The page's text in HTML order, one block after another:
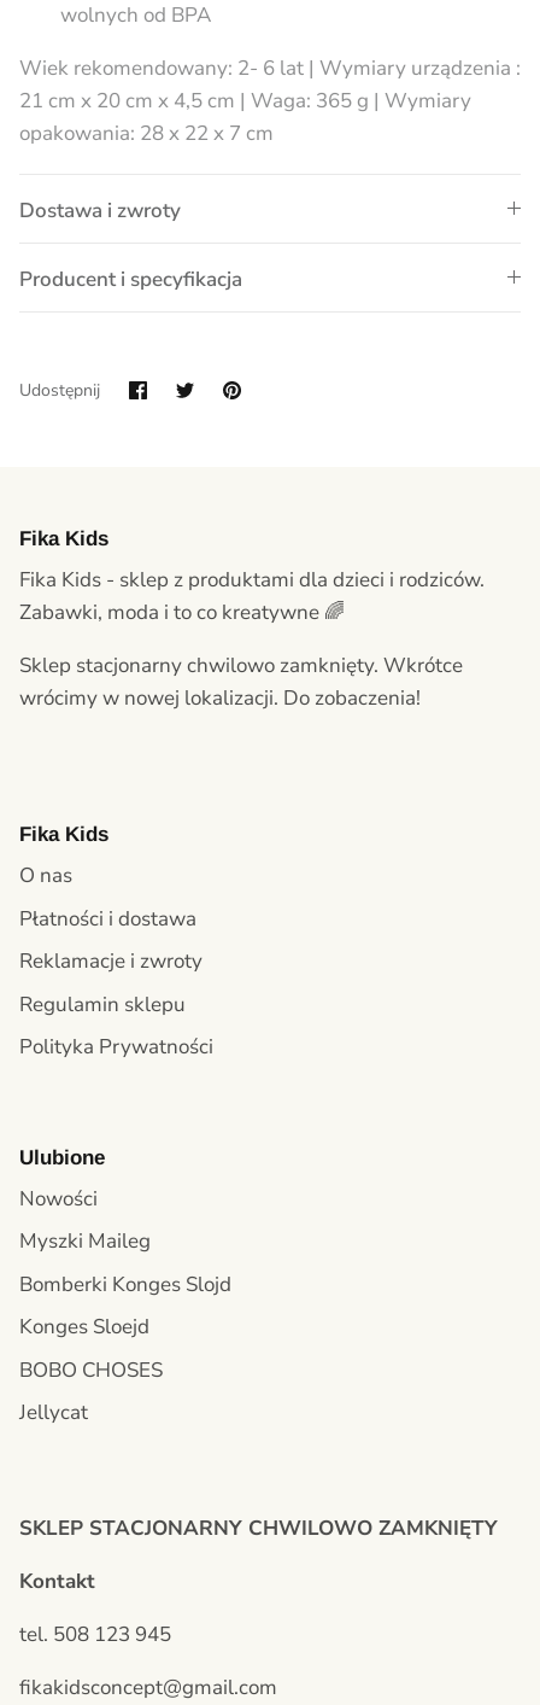
wolnych od BPA
Wiek rekomendowany: 2- 6 lat | Wymiary urządzenia :
21 cm x 20 cm x 4,5 cm | Waga: 365 g | Wymiary
opakowania: 28 x 22 x 7 cm
Dostawa i zwroty
Producent i specyfikacja
Udostępnij Udostępnij
na
Przypnij
Fika Kids
Fika Kids - sklep z produktami dla dzieci i rodziców.
Zabawki, moda i to co kreatywne 🌈
Sklep stacjonarny chwilowo zamknięty. Wkrótce
wrócimy w nowej lokalizacji. Do zobaczenia!
Fika Kids
O nas
Płatności i dostawa
Reklamacje i zwroty
Regulamin sklepu
Polityka Prywatności
Ulubione
Nowości
Myszki Maileg
Bomberki Konges Slojd
Konges Sloejd
BOBO CHOSES
Jellycat
SKLEP STACJONARNY CHWILOWO ZAMKNIĘTY
Kontakt
tel. 508 123 945
fikakidsconcept@gmail.com